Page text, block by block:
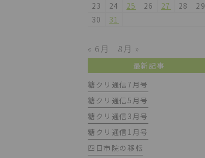
23
24 25 26 27 28
29
30
31
« 6月 8月 »
最新記事
糖クリ通信7月号
糖クリ通信5月号
糖クリ通信3月号
糖クリ通信1月号
四日市院の移転